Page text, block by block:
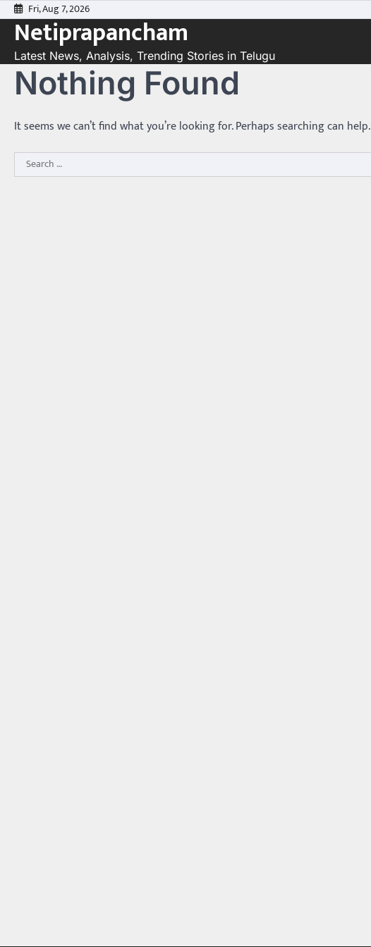
Skip
to
content
Fri, Aug 7, 2026
Netiprapancham
Latest News, Analysis, Trending Stories in Telugu
Nothing Found
It seems we can’t find what you’re looking for. Perhaps searching can help.
Search
for: